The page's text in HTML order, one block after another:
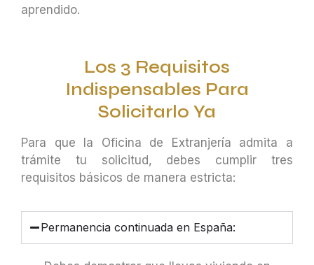
aprendido.
Los 3 Requisitos
Indispensables Para
Solicitarlo Ya
Para que la Oficina de Extranjería admita a
trámite tu solicitud, debes cumplir tres
requisitos básicos de manera estricta:
Permanencia continuada en España: